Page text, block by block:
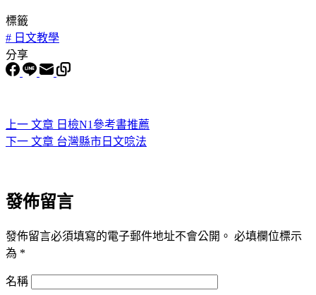
標籤
# 日文教學
分享
上一 文章 日檢N1參考書推薦
下一 文章 台灣縣市日文唸法
發佈留言
發佈留言必須填寫的電子郵件地址不會公開。 必填欄位標示
為 *
名稱